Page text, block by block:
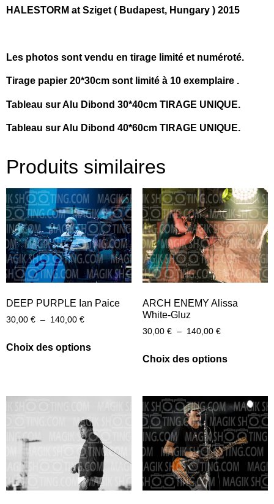
HALESTORM at Sziget ( Budapest, Hungary ) 2015
Les photos sont vendu en tirage limité et numéroté.
Tirage papier 20*30cm sont limité à 10 exemplaire .
Tableau sur Alu Dibond 30*40cm TIRAGE UNIQUE.
Tableau sur Alu Dibond 40*60cm TIRAGE UNIQUE.
Produits similaires
DEEP PURPLE Ian Paice
30,00 € – 140,00 €
Choix des options
ARCH ENEMY Alissa
White-Gluz
30,00 € – 140,00 €
Choix des options